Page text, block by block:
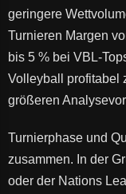
geringere
Turnieren Margen
bis 5 % bei VBL-
Volleyball profitabel
größeren
Turnierphase und
zusammen. In der
oder der Nations